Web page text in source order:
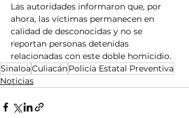
Las autoridades informaron que, por
ahora, las víctimas permanecen en
calidad de desconocidas y no se
reportan personas detenidas
relacionadas con este doble homicidio.
SinaloaCuliacánPolicía Estatal Preventiva
Noticias